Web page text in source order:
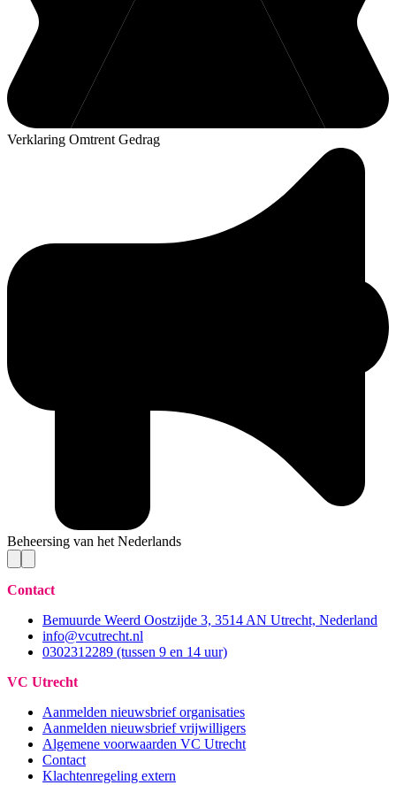
Verklaring Omtrent Gedrag
Beheersing van het Nederlands
Contact
Bemuurde Weerd Oostzijde 3, 3514 AN Utrecht, Nederland
info@vcutrecht.nl
0302312289 (tussen 9 en 14 uur)
VC Utrecht
Aanmelden nieuwsbrief organisaties
Aanmelden nieuwsbrief vrijwilligers
Algemene voorwaarden VC Utrecht
Contact
Klachtenregeling extern